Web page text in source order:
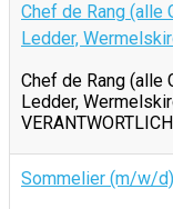
Chef de Rang (alle
Ledder,
Chef de Rang (alle
Ledder,
Sommelier (m/w/